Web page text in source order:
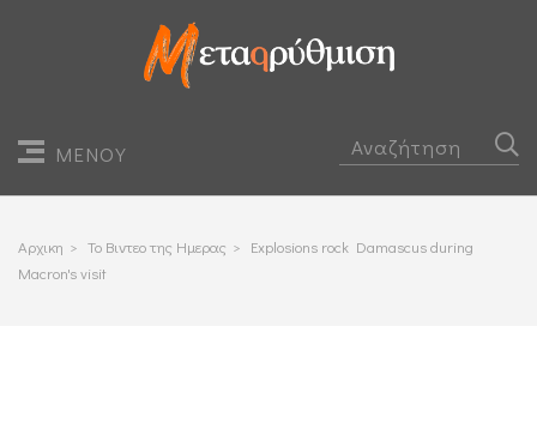
ΜΕΝΟΥ
Αρχικη > Το Βιντεο της Ημερας > Explosions rock Damascus during
Macron's visit